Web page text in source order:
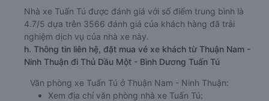
Nhà xe Tuấn Tú được đánh giá với số điểm trung bình là
4.7/5 dựa trên 3566 đánh giá của khách hàng đã trải
nghiệm dịch vụ của nhà xe này.
h. Thông tin liên hệ, đặt mua vé xe khách từ Thuận Nam -
Ninh Thuận đi Thủ Dầu Một - Bình Dương Tuấn Tú
Văn phòng xe Tuấn Tú ở Thuận Nam - Ninh Thuận:
Xem địa chỉ văn phòng nhà xe Tuấn Tú: